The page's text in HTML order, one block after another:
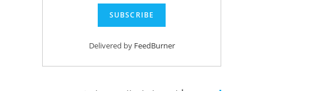
Delivered by FeedBurner